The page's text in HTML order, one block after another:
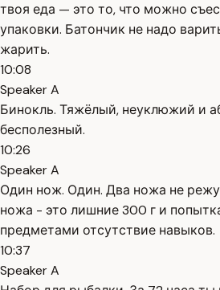
твоя еда — это то, что можно
упаковки. Батончик не надо
жарить.
10:08
Speaker A
Бинокль. Тяжёлый, неуклюжий и
бесполезный.
10:26
Speaker A
Один нож. Один. Два ножа не
ножа - это лишние 300 г и
предметами отсутствие навыков.
10:37
Speaker A